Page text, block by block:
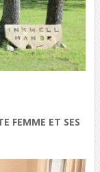
FEMME ET SES